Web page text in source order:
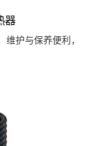
器
护与保养便利，